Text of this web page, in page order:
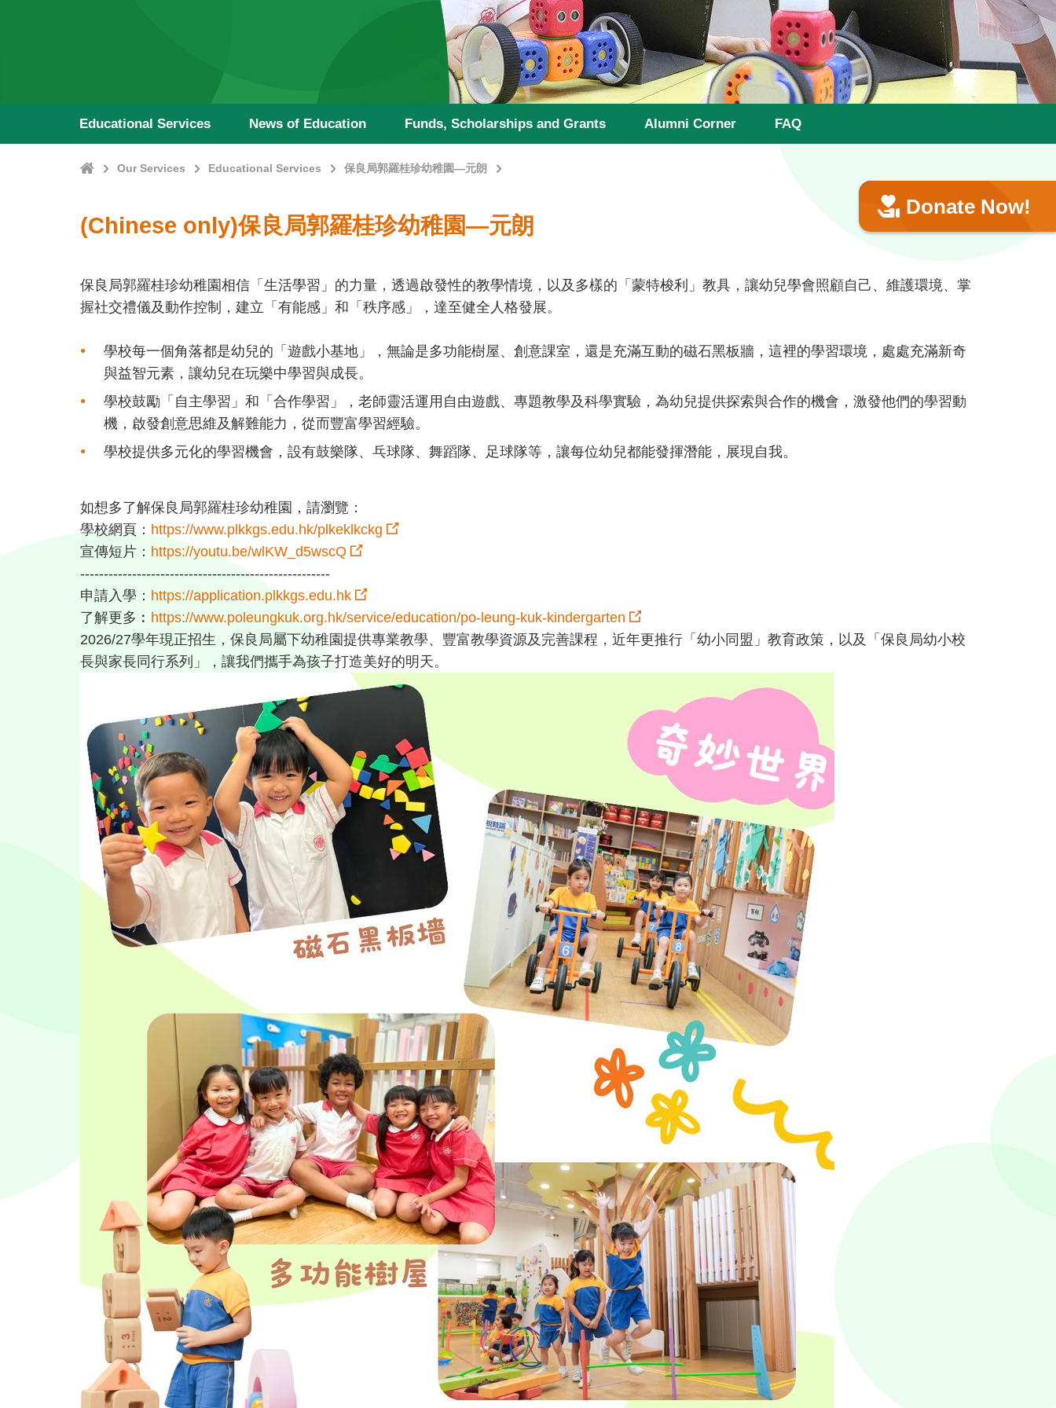
Educational Services News of Education Funds, Scholarships and Grants Alumni Corner FAQ
HomeOur Services Educational Services 保良局郭羅桂珍幼稚園—元朗
Donate Now!
(Chinese only)保良局郭羅桂珍幼稚園—元朗
保良局郭羅桂珍幼稚園相信「生活學習」的力量，透過啟發性的教學情境，以及多樣的「蒙特梭利」教具，讓幼兒學會照顧自己、維護環境、掌
握社交禮儀及動作控制，建立「有能感」和「秩序感」，達至健全人格發展⁣⁣。
學校每一個角落都是幼兒的「遊戲小基地」，無論是多功能樹屋、創意課室，還是充滿互動的磁石黑板牆，這裡的學習環境，處處充滿新奇
與益智元素，讓幼兒在玩樂中學習與成長。⁣⁣
學校鼓勵「自主學習」和「合作學習」，老師靈活運用自由遊戲、專題教學及科學實驗，為幼兒提供探索與合作的機會，激發他們的學習動
機，啟發創意思維及解難能力，從而豐富學習經驗。⁣⁣
⁣⁣學校提供多元化的學習機會，設有鼓樂隊、乓球隊、舞蹈隊、足球隊等，讓每位幼兒都能發揮潛能，展現自我。⁣⁣
如想多了解保良局郭羅桂珍幼稚園，請瀏覽：⁣⁣
學校網頁： https://www.plkkgs.edu.hk/plkeklkckg
宣傳短片： https://youtu.be/wlKW_d5wscQ
-----------------------------------------------------⁣
申請入學： https://application.plkkgs.edu.hk
了解更多︰ https://www.poleungkuk.org.hk/service/education/po-leung-kuk-kindergarten
2026/27學年現正招生，保良局屬下幼稚園提供專業教學、豐富教學資源及完善課程，近年更推行「幼小同盟」教育政策，以及「保良局幼小校
長與家長同行系列」，讓我們攜手為孩子打造美好的明天。⁣